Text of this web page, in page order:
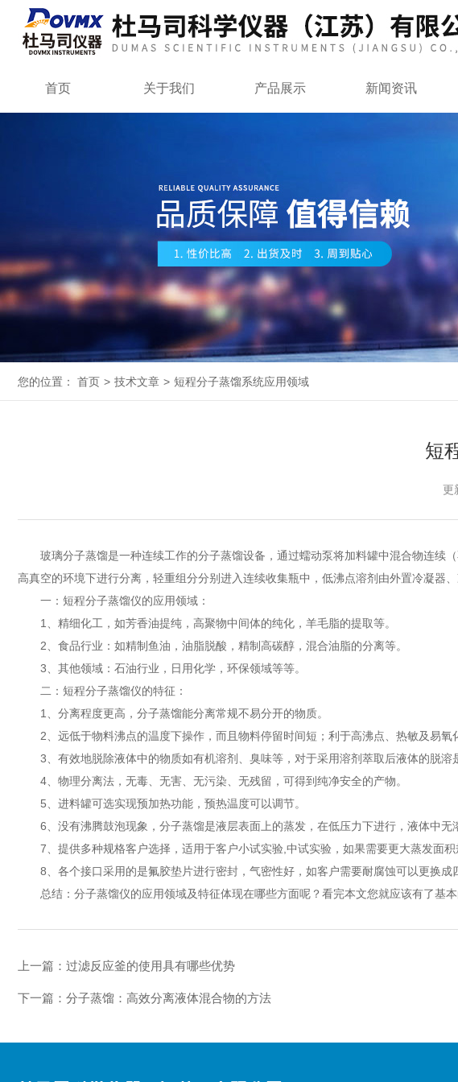
首页 关于我们 产品展示 新闻资讯
您的位置： 首页 > 技术文章 > 短程分子蒸馏系统应用领域
短
更
玻璃分子蒸馏是一种连续工作的分子蒸馏设备，通过蠕动泵将加料罐中混合物连续
高真空的环境下进行分离，轻重组分分别进入连续收集瓶中，低沸点溶剂由外置冷凝器、
一：短程分子蒸馏仪的应用领域：
1、精细化工，如芳香油提纯，高聚物中间体的纯化，羊毛脂的提取等。
2、食品行业：如精制鱼油，油脂脱酸，精制高碳醇，混合油脂的分离等。
3、其他领域：石油行业，日用化学，环保领域等等。
二：短程分子蒸馏仪的特征：
1、分离程度更高，分子蒸馏能分离常规不易分开的物质。
2、远低于物料沸点的温度下操作，而且物料停留时间短；利于高沸点、热敏及易氧
3、有效地脱除液体中的物质如有机溶剂、臭味等，对于采用溶剂萃取后液体的脱溶
4、物理分离法，无毒、无害、无污染、无残留，可得到纯净安全的产物。
5、进料罐可选实现预加热功能，预热温度可以调节。
6、没有沸腾鼓泡现象，分子蒸馏是液层表面上的蒸发，在低压力下进行，液体中无
7、提供多种规格客户选择，适用于客户小试实验,中试实验，如果需要更大蒸发面积
8、各个接口采用的是氟胶垫片进行密封，气密性好，如客户需要耐腐蚀可以更换成
总结：分子蒸馏仪的应用领域及特征体现在哪些方面呢？看完本文您就应该有了基
上一篇： 过滤反应釜的使用具有哪些优势
下一篇： 分子蒸馏：高效分离液体混合物的方法